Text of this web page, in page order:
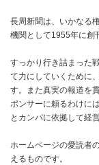
長周新聞は、いかなる
機関として1955年に創
すっかり行き詰まった
て力にしていくために
す。また真実の報道を
ポンサーに頼るわけに
とカンパに依拠して経
ホームページの愛読者
えるものです。